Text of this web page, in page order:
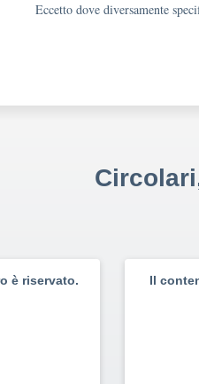
Eccetto dove diversamente
è riservato. Il